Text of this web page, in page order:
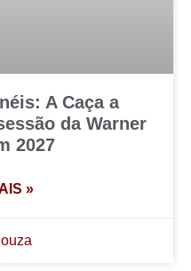
A Caça a
da Warner
2027
»